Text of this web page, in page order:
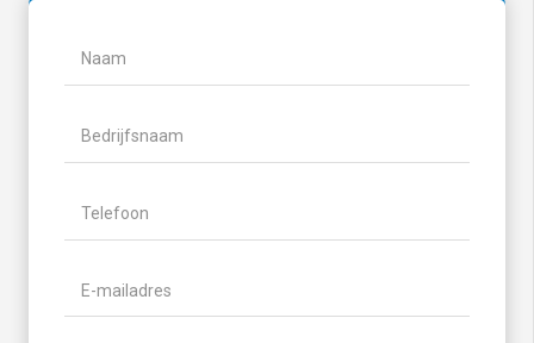
Naam
Bedrijfsnaam
Telefoon
mailadres(Vereist)